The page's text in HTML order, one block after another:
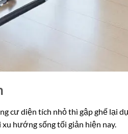
cư diện tích nhỏ thì gập ghế lại
hướng sống tối giản hiện nay.